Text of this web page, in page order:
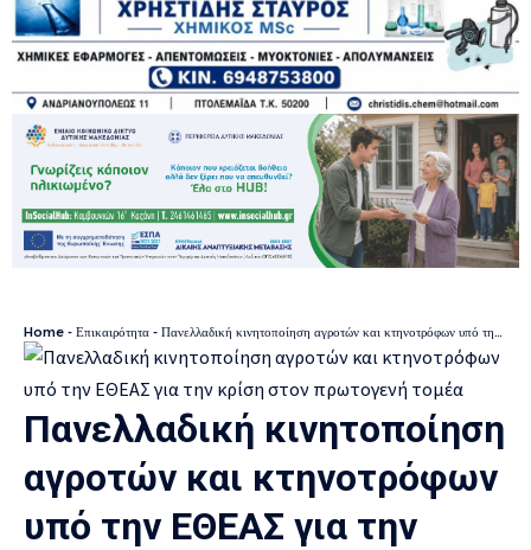
Home - Επικαιρότητα - Πανελλαδική κινητοποίηση αγροτών και κτηνοτρόφων υπό την ΕΘΕΑΣ για την κρίση στον πρωτογενή τομέα
Πανελλαδική κινητοποίηση
αγροτών και κτηνοτρόφων
υπό την ΕΘΕΑΣ για την